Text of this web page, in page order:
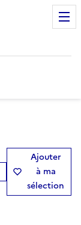
Ajouter
à ma
sélection